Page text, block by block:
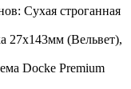
Сухая строганная
27х143мм (Вельвет),
Docke Premium